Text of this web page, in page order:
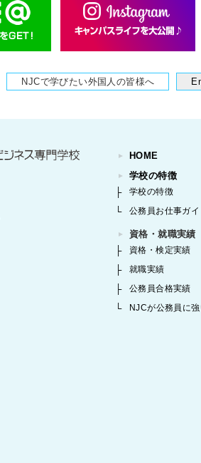
NJCで学びたい外国人の皆様へ
HOME
学校の特徴
学校の特徴
公務員お仕事ガイ
資格・就職実績
資格・検定実績
就職実績
公務員合格実績
NJCが公務員に